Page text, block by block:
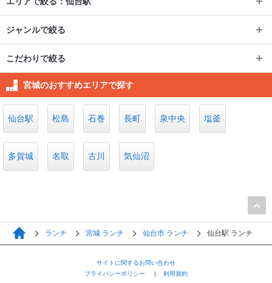
仙台市
仙台駅
一番町 仙台駅（東口周辺）
宮城県庁・仙台市役所周
辺
青葉・宮城野・若林
若林区 青葉区
宮城野区
長町
泉中央
泉中央駅 泉区その他
宮城県その他
登米市
多賀城
大崎市その他 古川
ジャンルで絞る
ジャンルで絞る
イタリアン・フレンチ
和食
カフェ・スイーツ
こだわりで絞る
こだわりで絞る
個室
子連れ可
食べ放題
テラス
宮城のおすすめエリアで探す
仙台駅 松島 石巻 長町 泉中央 塩釜
多賀城 名取 古川 気仙沼
ランチ 宮城 ランチ 仙台市 ランチ 仙台駅 ランチ
サイトに関するお問い合わせ
プライバシーポリシー
利用規約